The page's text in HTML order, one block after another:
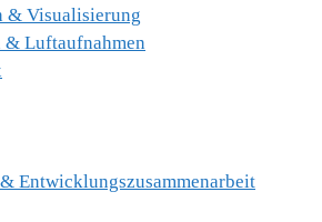
& Visualisierung
& Luftaufnahmen
Entwicklungszusammenarbeit